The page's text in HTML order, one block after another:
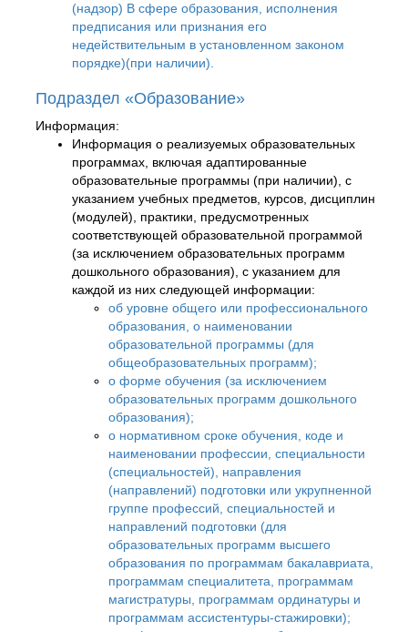
(надзор) B сфере образования, исполнения
предписания или признания его
недействительным в установленном законом
порядке)(при наличии).
Подраздел «Образование»
Информация:
Информация о реализуемых образовательных
программах, включая адаптированные
образовательные программы (при наличии), с
указанием учебных предметов, курсов, дисциплин
(модулей), практики, предусмотренных
соответствующей образовательной программой
(за исключением образовательных программ
дошкольного образования), с указанием для
каждой из них следующей информации:
об уровне общего или профессионального
образования, о наименовании
образовательной программы (для
общеобразовательных программ);
о форме обучения (за исключением
образовательных программ дошкольного
образования);
о нормативном сроке обучения, коде и
наименовании профессии, специальности
(специальностей), направления
(направлений) подготовки или укрупненной
группе профессий, специальностей и
направлений подготовки (для
образовательных программ высшего
образования по программам бакалавриата,
программам специалитета, программам
магистратуры, программам ординатуры и
программам ассистентуры-стажировки);